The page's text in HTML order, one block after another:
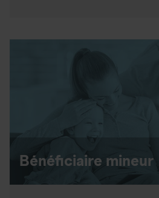
Bénéficiaire mineur